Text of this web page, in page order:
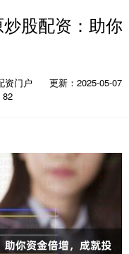
股配资：助你
资门户
更新：2025-05-07
82